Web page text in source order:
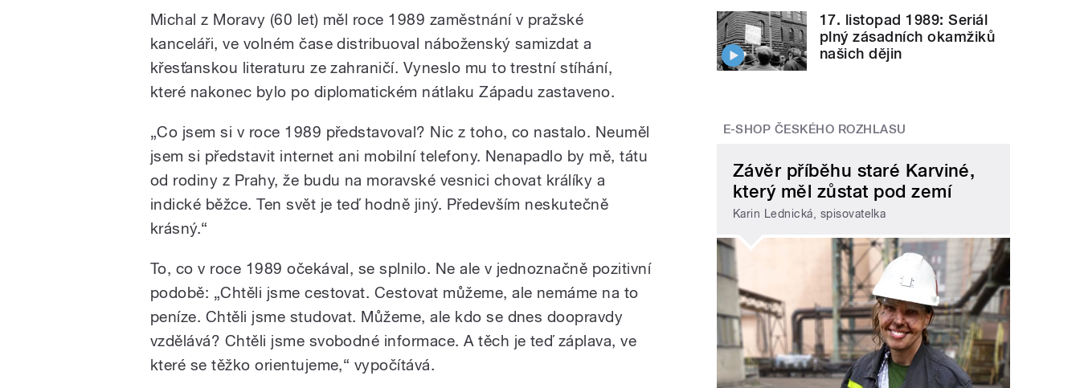
Michal z Moravy (60 let) měl roce 1989 zaměstnání v pražské
kanceláři, ve volném čase distribuoval náboženský samizdat a
křesťanskou literaturu ze zahraničí. Vyneslo mu to trestní stíhání,
které nakonec bylo po diplomatickém nátlaku Západu zastaveno.
„Co jsem si v roce 1989 představoval? Nic z toho, co nastalo. Neuměl
jsem si představit internet ani mobilní telefony. Nenapadlo by mě, tátu
od rodiny z Prahy, že budu na moravské vesnici chovat králíky a
indické běžce. Ten svět je teď hodně jiný. Především neskutečně
krásný.“
To, co v roce 1989 očekával, se splnilo. Ne ale v jednoznačně pozitivní
podobě: „Chtěli jsme cestovat. Cestovat můžeme, ale nemáme na to
peníze. Chtěli jsme studovat. Můžeme, ale kdo se dnes doopravdy
vzdělává? Chtěli jsme svobodné informace. A těch je teď záplava, ve
které se těžko orientujeme,“ vypočítává.
17. listopad 1989: Seriál
plný zásadních okamžiků
našich dějin
E-SHOP ČESKÉHO ROZHLASU
Závěr příběhu staré Karviné,
který měl zůstat pod zemí
Karin Lednická, spisovatelka